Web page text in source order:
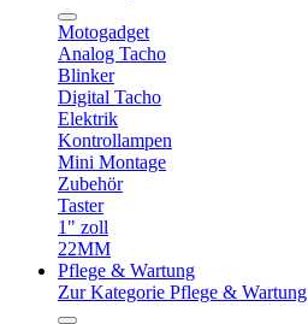
Motogadget
Analog Tacho
Blinker
Digital Tacho
Elektrik
Kontrollampen
Mini Montage
Zubehör
Taster
1" zoll
22MM
Pflege & Wartung
Zur Kategorie Pflege & Wartung